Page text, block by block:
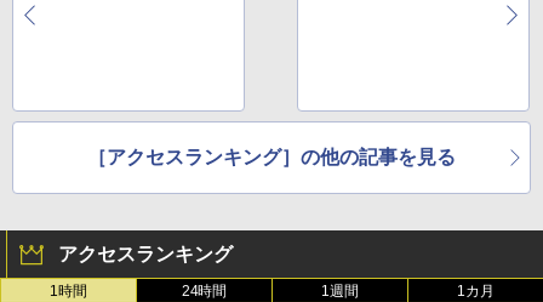
［アクセスランキング］の他の記事を見る
アクセスランキング
1時間 24時間 1週間 1カ月